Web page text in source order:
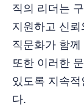
직의 리더는
지원하고 신
직문화가 함
또한 이러한
있도록 지속적
다.